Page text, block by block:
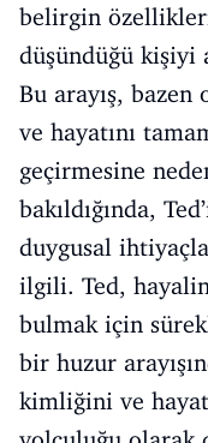
belirgin
düşündüğü kişiyi
Bu arayış, bazen
ve hayatını
geçirmesine
bakıldığında,
duygusal
ilgili. Ted,
bulmak için
bir huzur
kimliğini ve